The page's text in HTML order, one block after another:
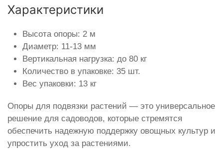
Характеристики
Высота опоры: 2 м
Диаметр: 11-13 мм
Вертикальная нагрузка: до 80 кг
Количество в упаковке: 35 шт.
Вес упаковки: 13 кг
Опоры для подвязки растений — это универсальное
решение для садоводов, которые стремятся
обеспечить надежную поддержку овощных культур и
упростить уход за растениями.